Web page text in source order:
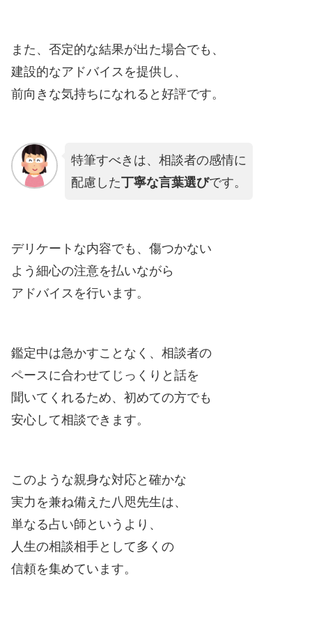
また、否定的な結果が出た場合でも、
建設的なアドバイスを提供し、
前向きな気持ちになれると好評です。
特筆すべきは、相談者の感情に
配慮した丁寧な言葉選びです。
デリケートな内容でも、傷つかない
よう細心の注意を払いながら
アドバイスを行います。
鑑定中は急かすことなく、相談者の
ペースに合わせてじっくりと話を
聞いてくれるため、初めての方でも
安心して相談できます。
このような親身な対応と確かな
実力を兼ね備えた八咫先生は、
単なる占い師というより、
人生の相談相手として多くの
信頼を集めています。